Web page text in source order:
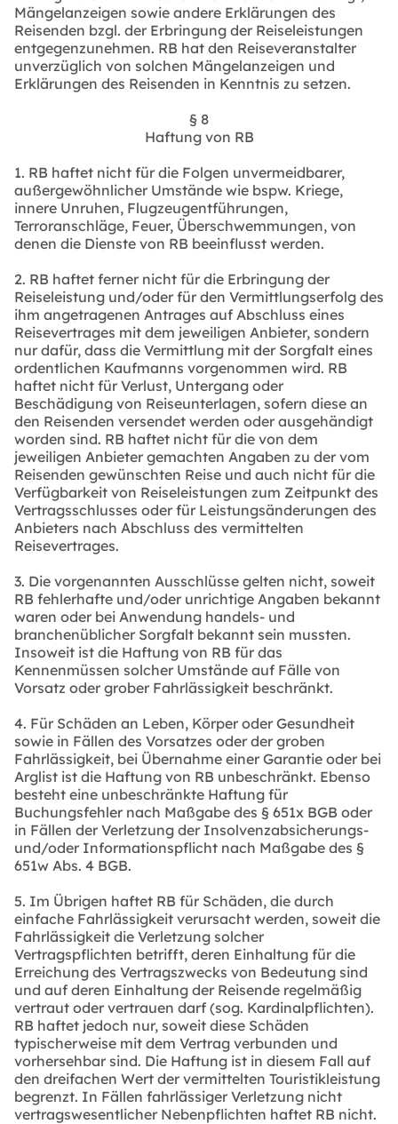
Mängelanzeigen sowie andere Erklärungen des
Reisenden bzgl. der Erbringung der Reiseleistungen
entgegenzunehmen. RB hat den Reiseveranstalter
unverzüglich von solchen Mängelanzeigen und
Erklärungen des Reisenden in Kenntnis zu setzen.
§ 8
Haftung von RB
1. RB haftet nicht für die Folgen unvermeidbarer,
außergewöhnlicher Umstände wie bspw. Kriege,
innere Unruhen, Flugzeugentführungen,
Terroranschläge, Feuer, Überschwemmungen, von
denen die Dienste von RB beeinflusst werden.
2. RB haftet ferner nicht für die Erbringung der
Reiseleistung und/oder für den Vermittlungserfolg des
ihm angetragenen Antrages auf Abschluss eines
Reisevertrages mit dem jeweiligen Anbieter, sondern
nur dafür, dass die Vermittlung mit der Sorgfalt eines
ordentlichen Kaufmanns vorgenommen wird. RB
haftet nicht für Verlust, Untergang oder
Beschädigung von Reiseunterlagen, sofern diese an
den Reisenden versendet werden oder ausgehändigt
worden sind. RB haftet nicht für die von dem
jeweiligen Anbieter gemachten Angaben zu der vom
Reisenden gewünschten Reise und auch nicht für die
Verfügbarkeit von Reiseleistungen zum Zeitpunkt des
Vertragsschlusses oder für Leistungsänderungen des
Anbieters nach Abschluss des vermittelten
Reisevertrages.
3. Die vorgenannten Ausschlüsse gelten nicht, soweit
RB fehlerhafte und/oder unrichtige Angaben bekannt
waren oder bei Anwendung handels- und
branchenüblicher Sorgfalt bekannt sein mussten.
Insoweit ist die Haftung von RB für das
Kennenmüssen solcher Umstände auf Fälle von
Vorsatz oder grober Fahrlässigkeit beschränkt.
4. Für Schäden an Leben, Körper oder Gesundheit
sowie in Fällen des Vorsatzes oder der groben
Fahrlässigkeit, bei Übernahme einer Garantie oder bei
Arglist ist die Haftung von RB unbeschränkt. Ebenso
besteht eine unbeschränkte Haftung für
Buchungsfehler nach Maßgabe des § 651x BGB oder
in Fällen der Verletzung der Insolvenzabsicherungs-
und/oder Informationspflicht nach Maßgabe des §
651w Abs. 4 BGB.
5. Im Übrigen haftet RB für Schäden, die durch
einfache Fahrlässigkeit verursacht werden, soweit die
Fahrlässigkeit die Verletzung solcher
Vertragspflichten betrifft, deren Einhaltung für die
Erreichung des Vertragszwecks von Bedeutung sind
und auf deren Einhaltung der Reisende regelmäßig
vertraut oder vertrauen darf (sog. Kardinalpflichten).
RB haftet jedoch nur, soweit diese Schäden
typischerweise mit dem Vertrag verbunden und
vorhersehbar sind. Die Haftung ist in diesem Fall auf
den dreifachen Wert der vermittelten Touristikleistung
begrenzt. In Fällen fahrlässiger Verletzung nicht
vertragswesentlicher Nebenpflichten haftet RB nicht.